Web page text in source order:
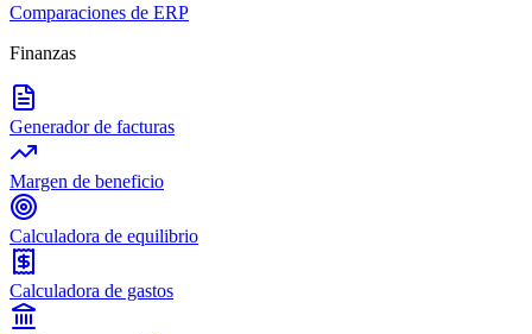
Comparaciones de ERP
Finanzas
Generador de facturas
Margen de beneficio
Calculadora de equilibrio
Calculadora de gastos